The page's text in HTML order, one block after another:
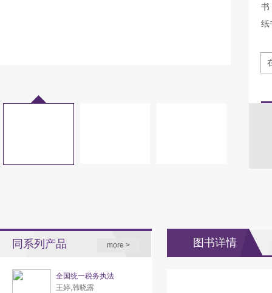
纸
同系列产品 more >
全国统一税务执法
王婷,韩晓露
图书详情